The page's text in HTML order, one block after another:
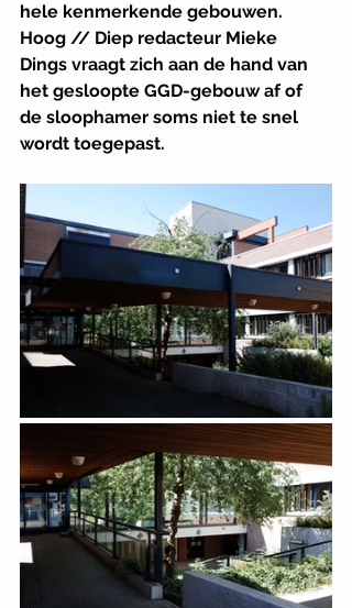
hele kenmerkende gebouwen.
Hoog // Diep redacteur Mieke
Dings vraagt zich aan de hand van
het gesloopte GGD-gebouw af of
de sloophamer soms niet te snel
wordt toegepast.